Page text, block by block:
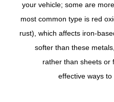
your vehicle; some are
most common type is red
rust), which affects iron-
softer than these
rather than sheets or
effective ways